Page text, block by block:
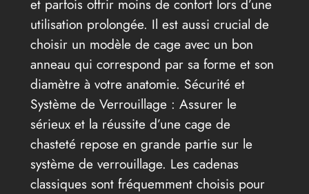
et parfois offrir moins de confort lors d’une
utilisation prolongée. Il est aussi crucial de
choisir un modèle de cage avec un bon
anneau qui correspond par sa forme et son
diamètre à votre anatomie. Sécurité et
Système de Verrouillage : Assurer le
sérieux et la réussite d’une cage de
chasteté repose en grande partie sur le
système de verrouillage. Les cadenas
classiques sont fréquemment choisis pour